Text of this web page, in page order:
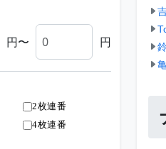
円〜 円
2枚連番
4枚連番